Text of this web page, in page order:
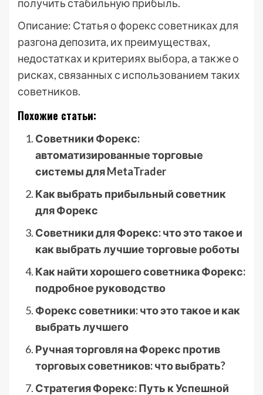
получить стабильную прибыль.
Описание: Статья о форекс советниках для
разгона депозита, их преимуществах,
недостатках и критериях выбора, а также о
рисках, связанных с использованием таких
советников.
Похожие статьи:
Советники Форекс:
автоматизированные торговые
системы для MetaTrader
Как выбрать прибыльный советник
для Форекс
Советники для Форекс: что это такое и
как выбрать лучшие торговые роботы
Как найти хорошего советника Форекс:
подробное руководство
Форекс советники: что это такое и как
выбрать лучшего
Ручная торговля на Форекс против
торговых советников: что выбрать?
Стратегия Форекс: Путь к Успешной